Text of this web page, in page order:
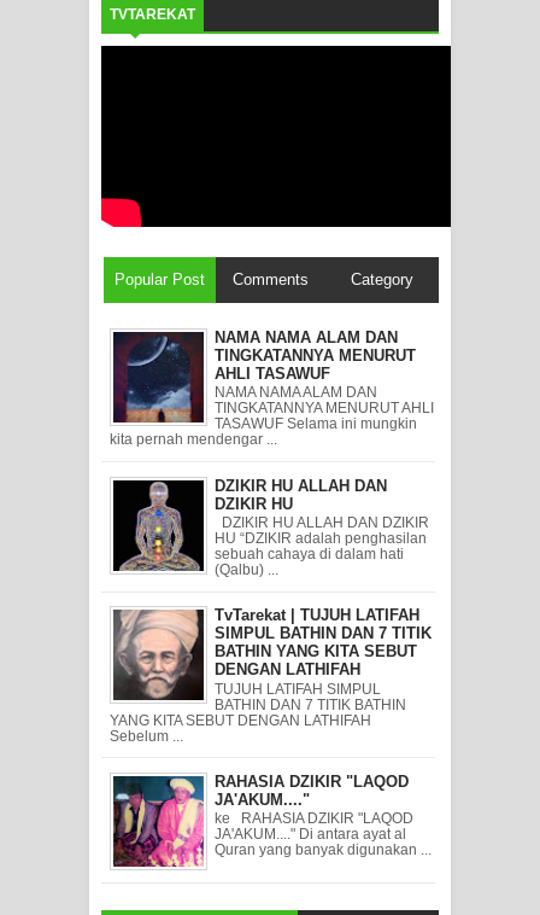
TVTAREKAT
Popular Post Comments Category
NAMA NAMA ALAM DAN
TINGKATANNYA MENURUT
AHLI TASAWUF
NAMA NAMA ALAM DAN
TINGKATANNYA MENURUT AHLI
TASAWUF Selama ini mungkin
kita pernah mendengar ...
DZIKIR HU ALLAH DAN
DZIKIR HU
DZIKIR HU ALLAH DAN DZIKIR
HU “DZIKIR adalah penghasilan
sebuah cahaya di dalam hati
(Qalbu) ...
TvTarekat | TUJUH LATIFAH
SIMPUL BATHIN DAN 7 TITIK
BATHIN YANG KITA SEBUT
DENGAN LATHIFAH
TUJUH LATIFAH SIMPUL
BATHIN DAN 7 TITIK BATHIN
YANG KITA SEBUT DENGAN LATHIFAH
Sebelum ...
RAHASIA DZIKIR "LAQOD
JA'AKUM...."
ke RAHASIA DZIKIR "LAQOD
JA'AKUM...." Di antara ayat al
Quran yang banyak digunakan ...